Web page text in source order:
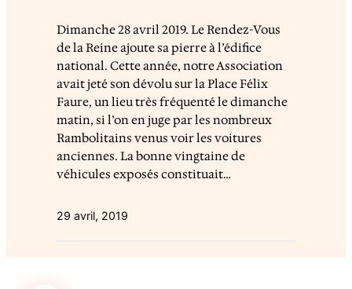
Dimanche 28 avril 2019. Le Rendez-Vous
de la Reine ajoute sa pierre à l’édifice
national. Cette année, notre Association
avait jeté son dévolu sur la Place Félix
Faure, un lieu très fréquenté le dimanche
matin, si l’on en juge par les nombreux
Rambolitains venus voir les voitures
anciennes. La bonne vingtaine de
véhicules exposés constituait…
29 avril, 2019